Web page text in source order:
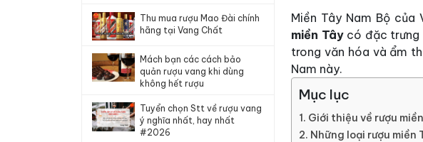
Miền Tây Nam Bộ
miền Tâycó đặc trưng
trong văn hóa và ẩm
Nam này.
Mục lục
Giới thiệu về rượu
Những loại rượu miền
Thu mua rượu Mao Đài chính
hãng tại Vang Chất
Mách bạn các cách bảo
quản rượu vang khi dùng
không hết rượu
Tuyển chọn Stt về rượu vang
ý nghĩa nhất, hay nhất
#2026